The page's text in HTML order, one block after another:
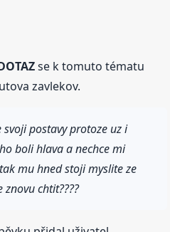
se k tomuto tématu
zavlekov.
postavy protoze uz i
boli hlava a nechce mi
mu hned stoji myslite ze
chtit????